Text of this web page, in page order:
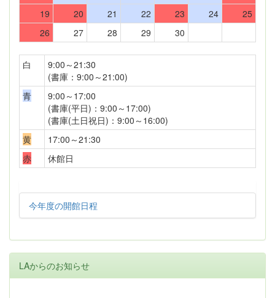
19
20 21 22 23 24
25
26
27 28 29 30
白
9:00～21:30
(書庫：9:00～21:00)
青
9:00～17:00
(書庫(平日)：9:00～17:00)
(書庫(土日祝日)：9:00～16:00)
黄
17:00～21:30
赤
休館日
今年度の開館日程
LAからのお知らせ